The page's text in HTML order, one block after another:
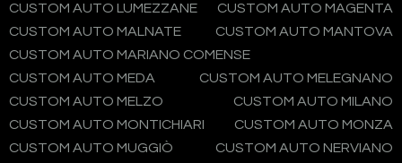
CUSTOM AUTO LUMEZZANE
CUSTOM AUTO MAGENTA
CUSTOM AUTO MALNATE
CUSTOM AUTO MANTOVA
CUSTOM AUTO MARIANO COMENSE
CUSTOM AUTO MEDA
CUSTOM AUTO MELEGNANO
CUSTOM AUTO MELZO
CUSTOM AUTO MILANO
CUSTOM AUTO MONTICHIARI
CUSTOM AUTO MONZA
CUSTOM AUTO MUGGIÒ
CUSTOM AUTO NERVIANO